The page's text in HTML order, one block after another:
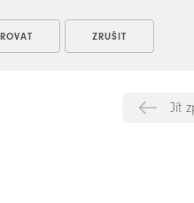
Jít